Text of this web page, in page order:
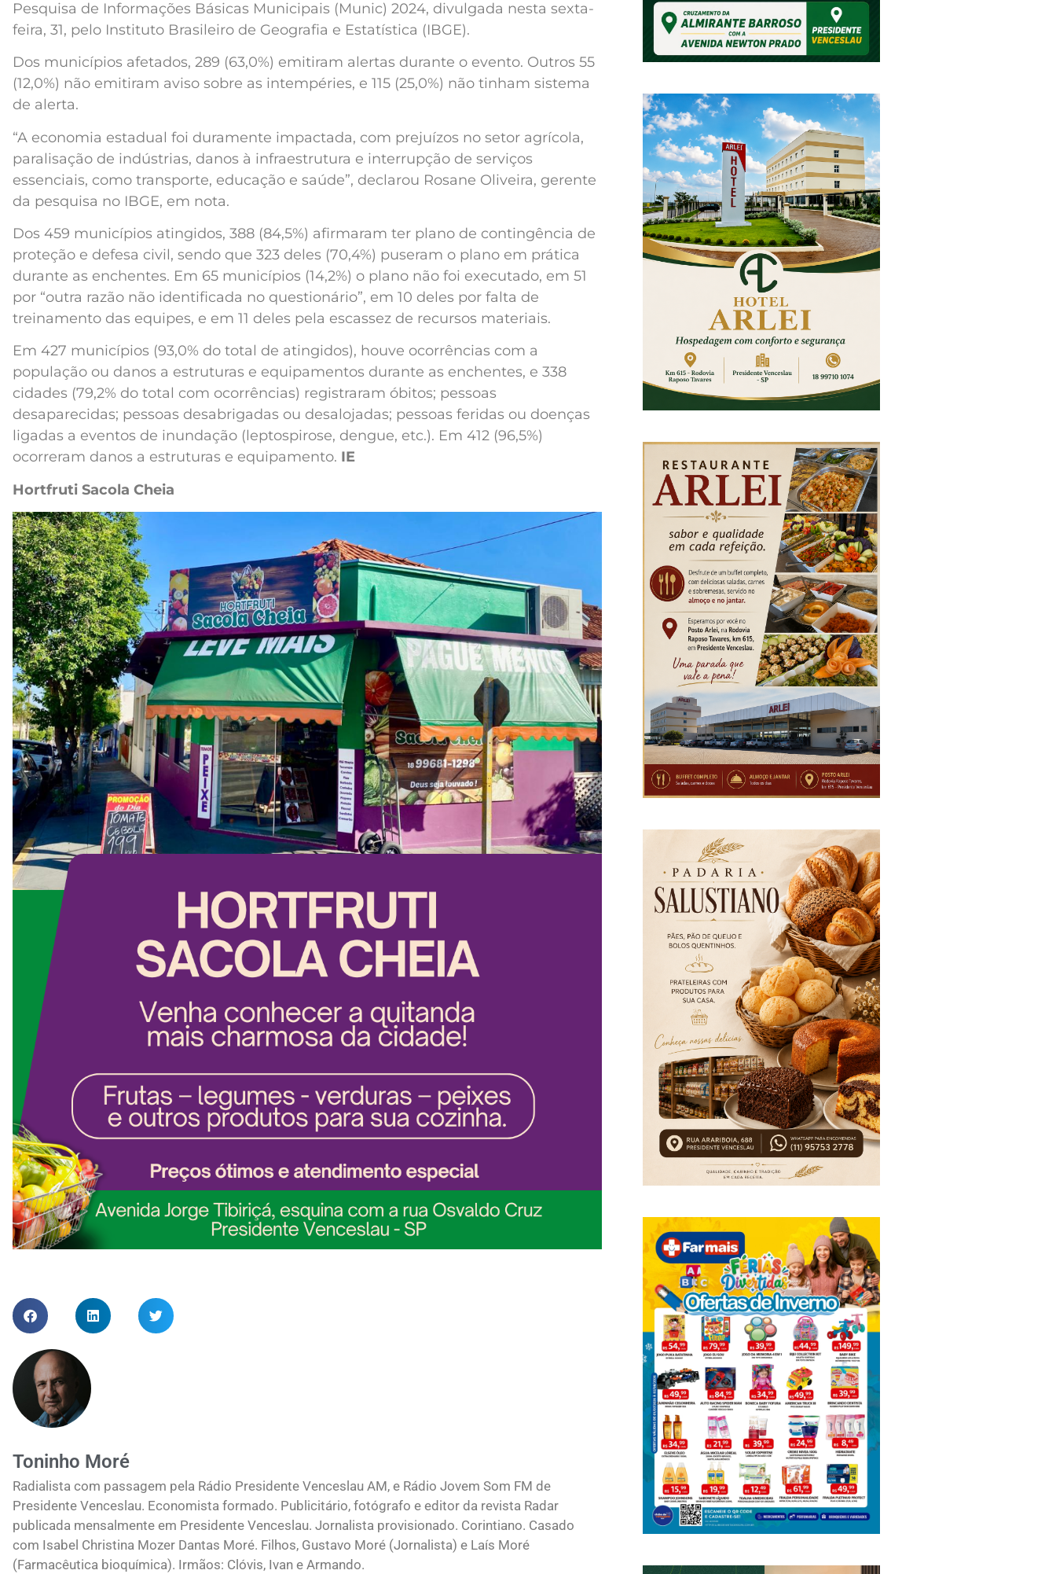
Pesquisa de Informações Básicas Municipais (Munic) 2024, divulgada nesta sexta-
feira, 31, pelo Instituto Brasileiro de Geografia e Estatística (IBGE).
Dos municípios afetados, 289 (63,0%) emitiram alertas durante o evento. Outros 55
(12,0%) não emitiram aviso sobre as intempéries, e 115 (25,0%) não tinham sistema
de alerta.
“A economia estadual foi duramente impactada, com prejuízos no setor agrícola,
paralisação de indústrias, danos à infraestrutura e interrupção de serviços
essenciais, como transporte, educação e saúde”, declarou Rosane Oliveira, gerente
da pesquisa no IBGE, em nota.
Dos 459 municípios atingidos, 388 (84,5%) afirmaram ter plano de contingência de
proteção e defesa civil, sendo que 323 deles (70,4%) puseram o plano em prática
durante as enchentes. Em 65 municípios (14,2%) o plano não foi executado, em 51
por “outra razão não identificada no questionário”, em 10 deles por falta de
treinamento das equipes, e em 11 deles pela escassez de recursos materiais.
Em 427 municípios (93,0% do total de atingidos), houve ocorrências com a
população ou danos a estruturas e equipamentos durante as enchentes, e 338
cidades (79,2% do total com ocorrências) registraram óbitos; pessoas
desaparecidas; pessoas desabrigadas ou desalojadas; pessoas feridas ou doenças
ligadas a eventos de inundação (leptospirose, dengue, etc.). Em 412 (96,5%)
ocorreram danos a estruturas e equipamento. IE
Hortfruti Sacola Cheia
Toninho Moré
Radialista com passagem pela Rádio Presidente Venceslau AM, e Rádio Jovem Som FM de
Presidente Venceslau. Economista formado. Publicitário, fotógrafo e editor da revista Radar
publicada mensalmente em Presidente Venceslau. Jornalista provisionado. Corintiano. Casado
com Isabel Christina Mozer Dantas Moré. Filhos, Gustavo Moré (Jornalista) e Laís Moré
(Farmacêutica bioquímica). Irmãos: Clóvis, Ivan e Armando.